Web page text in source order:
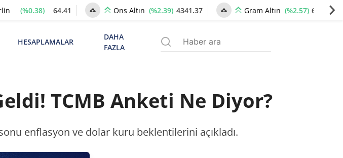
(%0.38) 64.41 Ons Altın (%2.39) 4341.37 Gram Altın (%2.57) 6659.77
HESAPLAMALAR
DAHA
FAZLA
TCMB Anketi Ne Diyor?
enflasyon ve dolar kuru beklentilerini açıkladı.